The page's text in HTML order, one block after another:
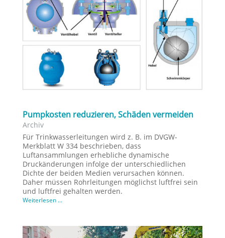
Pumpkosten reduzieren, Schäden vermeiden
Archiv
Für Trinkwasserleitungen wird z. B. im DVGW-
Merkblatt W 334 beschrieben, dass
Luftansammlungen erhebliche dynamische
Druckänderungen infolge der unterschiedlichen
Dichte der beiden Medien verursachen können.
Daher müssen Rohrleitungen möglichst luftfrei sein
und luftfrei gehalten werden.
Weiterlesen ...